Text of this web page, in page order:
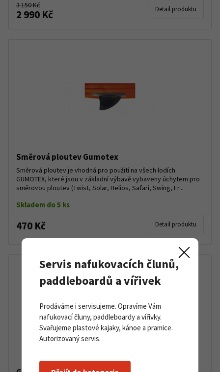
3 150 Kč
2 990 Kč Detail produktu
Směrová ploutev Gumotex
Směrová ploutev je vhodná pro použití na všech lodích
GUMOTEX, které jsou v základní výbavě vybaveny úchytem pro
směrovou ploutev (Twist, Solar, Helios, Safari, Swing, Fr...
Skladem do 5 ks
470 Kč Detail produktu
Servis nafukovacích člunů,
paddleboardů a vířivek
Prodáváme i servisujeme. Opravíme Vám
nafukovací čluny, paddleboardy a vířivky.
Svařujeme plastové kajaky, kánoe a pramice.
Autorizovaný servis.